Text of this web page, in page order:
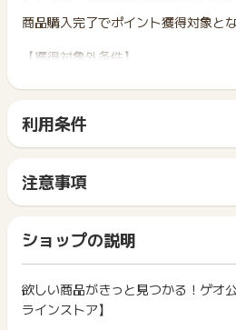
商品購入完了でポイント獲得対象と
【獲得対象外条件】
・キャンセル、虚偽、重複、いたず
とれない申込の場合。
・ゲオ楽天市場店等、ゲオオンライ
での購入。
スの利用や申し込みを経由した購入。
・ゲオ宅配レンタル、ゲオTV等、
ダウンロードなどのサービスの利用
・対象外商品の購入。
└ポイント獲得対象外商品一覧
・明らかな転売目的が見受けられた
【2025年6月12日より獲得対象外商
Ｎｉｎｔｅｎｄｏ Ｓｗｉｔｃｈ ２
利用条件
サイトに移動してからお申し込みや
間に、同じブラウザ（※）で他のサ
ト獲得ができません。
「 ショッピングでポイントGET 」
ス・お買い物利用時で、デバイス・
イント獲得ができません。
2回以上同じお買い物・サービスを
ポイントタウンに戻り、「 ショッピ
注意事項
一部のサービスにつきましては、1
は切り捨てとなります。
ポイント獲得が1ポイント未満のも
ント履歴には記載されません。
原則として広告主側のポイント等を
につきましては、ポイントタウンの
ショップの説明
欲しい商品がきっと見つかる！ゲオ
ラインストア】